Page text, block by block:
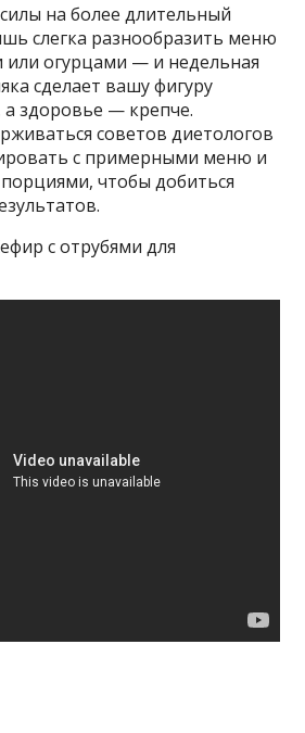
на более длительный
слегка разнообразить меню
или огурцами — и недельная
сделает вашу фигуру
а здоровье — крепче.
советов диетологов
с примерными меню и
чтобы добиться
с отрубями для